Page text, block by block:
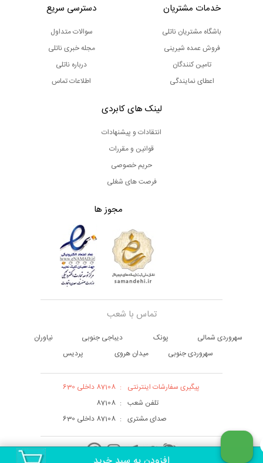
خدمات مشتریان
باشگاه مشتریان ناتلی
فروش عمده شیرینی
تامین کنندگان
اعطای نمایندگی
دسترسی سریع
سوالات متداول
مجله خبری ناتلی
درباره ناتلی
اطلاعات تماس
لینک های کابردی
انتقادات و پیشنهادات
قوانین و مقررات
حریم خصوصی
فرصت های شغلی
مجوز ها
تماس با شعب
سهروردی شمالی پونک دیباجی جنوبی
نیاوران
سهروردی جنوبی
میدان هروی پردیس
پیگیری سفارشات اینترنتی : 87108 داخلی 630
تلفن شعب :
87108
صدای مشتری : 87108 داخلی 630